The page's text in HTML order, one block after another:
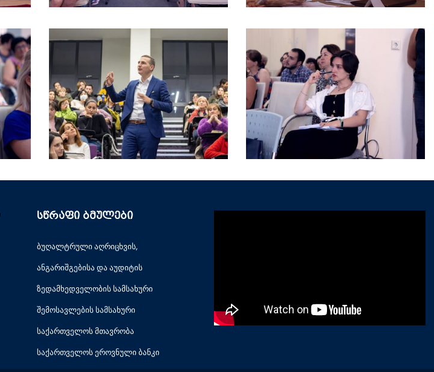
სწრაფი ბმულები
ბუღალტრული აღრიცხვის,
ანგარიშგებისა და აუდიტის
ზედამხედველობის სამსახური
შემოსავლების სამსახური
საქართველოს მთავრობა
საქართველოს ეროვნული ბანკი